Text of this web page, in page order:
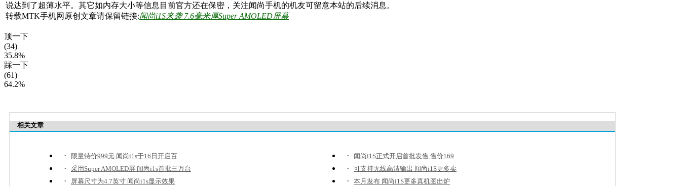
说达到了超薄水平。其它如内存大小等信息目前官方还在保密，关注闻尚手机的机友可留意本站的后续消息。
转载MTK手机网原创文章请保留链接:闻尚i1S来袭 7.6毫米厚Super AMOLED屏幕
顶一下
(34)
35.8%
踩一下
(61)
64.2%
相关文章
· 限量特价999元 闻尚i1s于16日开启百 · 闻尚i1S正式开启首批发售 售价169
· 采用Super AMOLED屏 闻尚i1s首批三万台 · 可支持无线高清输出 闻尚i1S更多卖
· 屏幕尺寸为4.7英寸 闻尚i1s显示效果 · 本月发布 闻尚i1S更多真机图出炉